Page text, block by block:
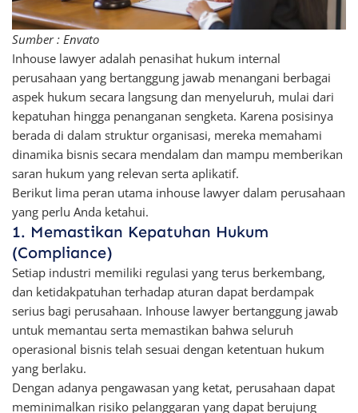
Sumber : Envato
Inhouse lawyer adalah penasihat hukum internal
perusahaan yang bertanggung jawab menangani berbagai
aspek hukum secara langsung dan menyeluruh, mulai dari
kepatuhan hingga penanganan sengketa. Karena posisinya
berada di dalam struktur organisasi, mereka memahami
dinamika bisnis secara mendalam dan mampu memberikan
saran hukum yang relevan serta aplikatif.
Berikut lima peran utama inhouse lawyer dalam perusahaan
yang perlu Anda ketahui.
1. Memastikan Kepatuhan Hukum
(Compliance)
Setiap industri memiliki regulasi yang terus berkembang,
dan ketidakpatuhan terhadap aturan dapat berdampak
serius bagi perusahaan. Inhouse lawyer bertanggung jawab
untuk memantau serta memastikan bahwa seluruh
operasional bisnis telah sesuai dengan ketentuan hukum
yang berlaku.
Dengan adanya pengawasan yang ketat, perusahaan dapat
meminimalkan risiko pelanggaran yang dapat berujung